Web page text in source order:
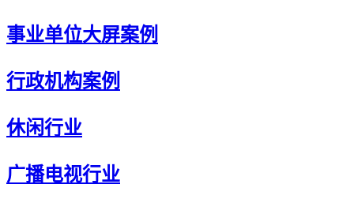
事业单位大屏案例
行政机构案例
休闲行业
广播电视行业